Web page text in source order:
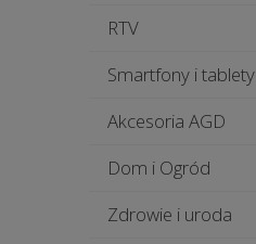
RTV
Smartfony i tablety
Akcesoria AGD
Dom i Ogród
Zdrowie i uroda